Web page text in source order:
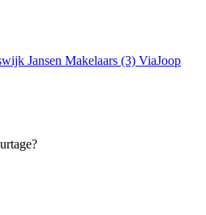
Jansen Makelaars (3) ViaJoop